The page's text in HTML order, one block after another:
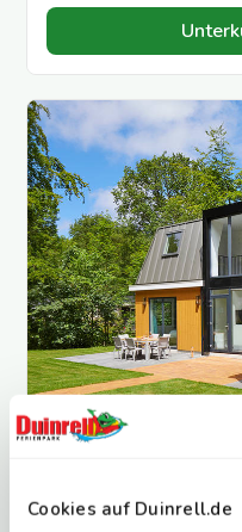
Cookies auf Duinrell.de